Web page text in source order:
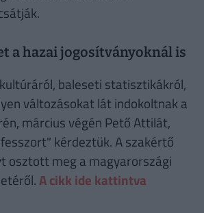
a hazai jogosítványoknál is
baleseti statisztikákról,
változásokat lát indokoltnak a
március végén Pető Attilát,
kérdeztük. A szakértő
osztott meg a magyarországi
A cikk ide kattintva